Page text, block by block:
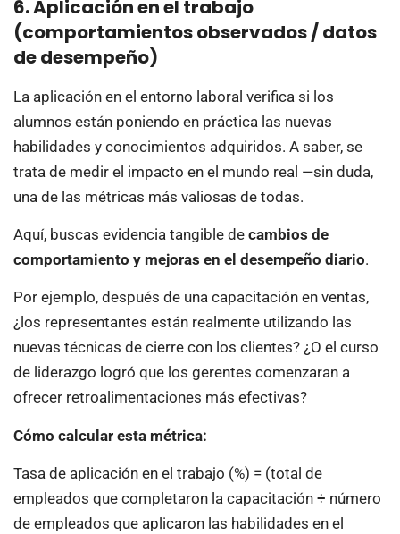
6. Aplicación en el trabajo
(comportamientos observados / datos
de desempeño)
La aplicación en el entorno laboral verifica si los
alumnos están poniendo en práctica las nuevas
habilidades y conocimientos adquiridos. A saber, se
trata de medir el impacto en el mundo real —sin duda,
una de las métricas más valiosas de todas.
Aquí, buscas evidencia tangible de cambios de
comportamiento y mejoras en el desempeño diario.
Por ejemplo, después de una capacitación en ventas,
¿los representantes están realmente utilizando las
nuevas técnicas de cierre con los clientes? ¿O el curso
de liderazgo logró que los gerentes comenzaran a
ofrecer retroalimentaciones más efectivas?
Cómo calcular esta métrica:
Tasa de aplicación en el trabajo (%) = (total de
empleados que completaron la capacitación ÷ número
de empleados que aplicaron las habilidades en el